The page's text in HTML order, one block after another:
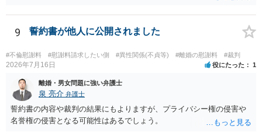
消にあたるかどうか そこは協議の余地はあるかもしれませんが、離婚
の場合も相互に帰責性が無ければ（立証できなければ）、慰謝料など
9 誓約書が他人に公開されました
#不倫慰謝料 #慰謝料請求したい側 #異性関係(不貞等) #離婚の慰謝料 #裁判
2026年7月16日 役にたった 1
離婚・男女問題に強い弁護士
泉 亮介 弁護士
誓約書の内容や裁判の結果にもよりますが、プライバシー権の侵害や
名誉権の侵害となる可能性はあるでしょう。